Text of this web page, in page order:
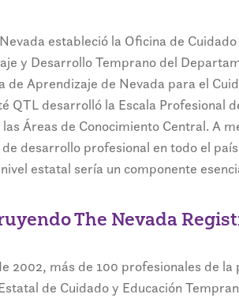
estableció la Oficina de
y Desarrollo Temprano del
de Aprendizaje de Nevada para el
QTL desarrolló la Escala Profesional
Áreas de Conocimiento Central. A
desarrollo profesional en todo el
estatal sería un componente
The Nevada
2002, más de 100 profesionales de
de Cuidado y Educación